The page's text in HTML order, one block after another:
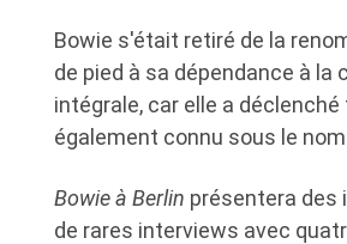
Bowie s'était retiré de la
de pied à sa dépendance à
intégrale, car elle a
également connu sous le
Bowie à Berlin présentera des
de rares interviews avec